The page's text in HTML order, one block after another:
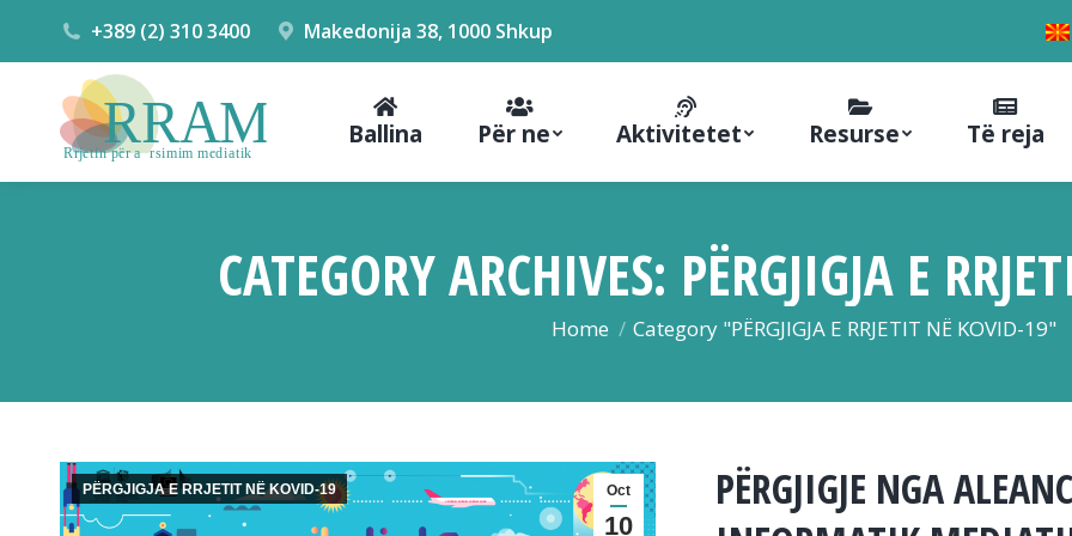
+389 (2) 310 3400 Makedonija 38, 1000 Shkup
Ballina Për ne Aktivitetet Resurse Të reja
CATEGORY ARCHIVES: PËRGJIGJA E
You are here:
Home Category "PËRGJIGJA E RRJETIT NË KOVID-19"
Oct
10
PËRGJIGJA E RRJETIT NË KOVID-19
PËRGJIGJE NGA